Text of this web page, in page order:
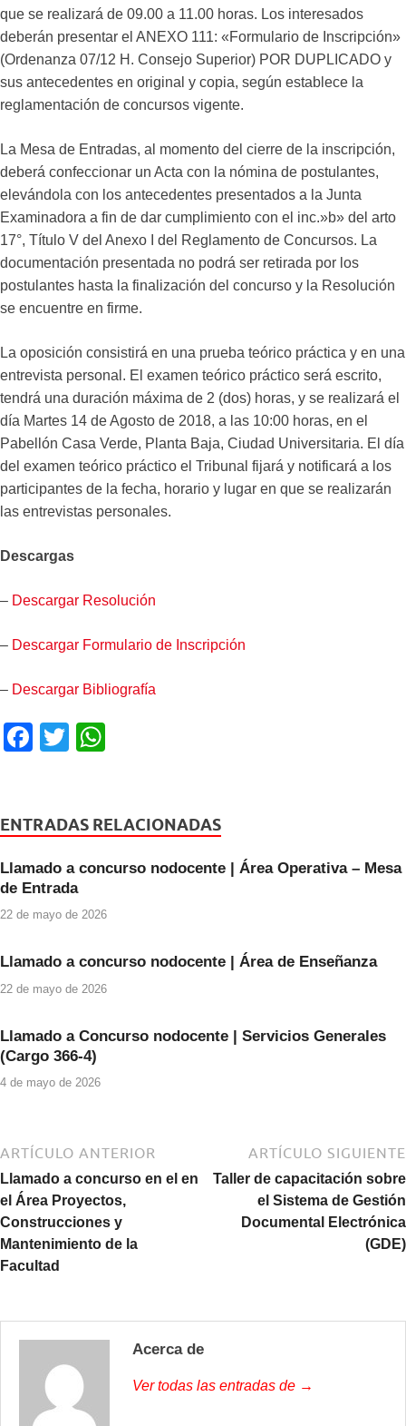
que se realizará de 09.00 a 11.00 horas. Los interesados
deberán presentar el ANEXO 111: «Formulario de Inscripción»
(Ordenanza 07/12 H. Consejo Superior) POR DUPLICADO y
sus antecedentes en original y copia, según establece la
reglamentación de concursos vigente.
La Mesa de Entradas, al momento del cierre de la inscripción,
deberá confeccionar un Acta con la nómina de postulantes,
elevándola con los antecedentes presentados a la Junta
Examinadora a fin de dar cumplimiento con el inc.»b» del arto
17°, Título V del Anexo I del Reglamento de Concursos. La
documentación presentada no podrá ser retirada por los
postulantes hasta la finalización del concurso y la Resolución
se encuentre en firme.
La oposición consistirá en una prueba teórico práctica y en una
entrevista personal. El examen teórico práctico será escrito,
tendrá una duración máxima de 2 (dos) horas, y se realizará el
día Martes 14 de Agosto de 2018, a las 10:00 horas, en el
Pabellón Casa Verde, Planta Baja, Ciudad Universitaria. El día
del examen teórico práctico el Tribunal fijará y notificará a los
participantes de la fecha, horario y lugar en que se realizarán
las entrevistas personales.
Descargas
– Descargar Resolución
– Descargar Formulario de Inscripción
– Descargar Bibliografía
F
e
o
o
T
er s
p
p
ENTRADAS RELACIONADAS
Llamado a concurso nodocente | Área Operativa – Mesa
de Entrada
22 de mayo de 2026
Llamado a concurso nodocente | Área de Enseñanza
22 de mayo de 2026
Llamado a Concurso nodocente | Servicios Generales
(Cargo 366-4)
4 de mayo de 2026
ARTÍCULO ANTERIOR
Llamado a concurso en el en
el Área Proyectos,
Construcciones y
Mantenimiento de la
Facultad
ARTÍCULO SIGUIENTE
Taller de capacitación sobre
el Sistema de Gestión
Documental Electrónica
(GDE)
Acerca de
Ver todas las entradas de →